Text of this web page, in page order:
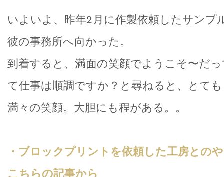
いよいよ、昨年2月に作製依頼したサンプ
彼の事務所へ向かった。
到着すると、満面の笑顔でようこそ〜だ
て仕事は順調ですか？と尋ねると、とて
満々の笑顔。大胆にも程がある。。
・ブロックプリントを依頼した工房との
こちらの記事から